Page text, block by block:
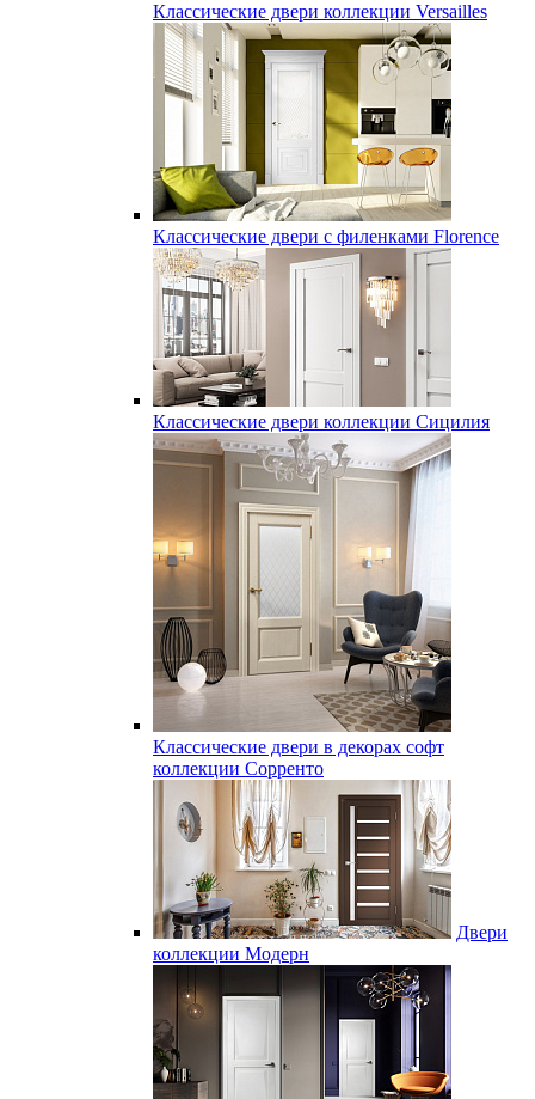
Классические двери коллекции Versailles
Классические двери с филенками Florence
Классические двери коллекции Сицилия
Классические двери в декорах софт
коллекции Сорренто
Двери
коллекции Модерн